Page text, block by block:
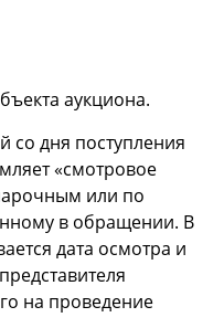
аукциона.
со дня поступления
«смотровое
или по
в обращении. В
дата осмотра и
на проведение